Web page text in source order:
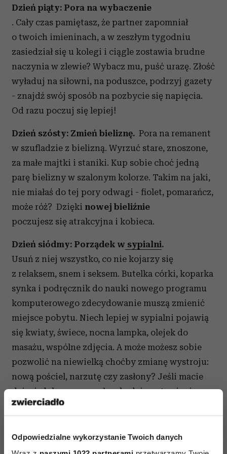
Odpowiedzialne wykorzystanie Twoich danych
Dzień piąty: Pora na wybaczenie
. Cały czas pamiętasz, że partner zapomniał
o twoich imieninach, a w zeszłym tygodniu
zasiedział się u kolegi i ciągle zostawia brudne
naczynia w zlewie? Wybacz mu, puść urazę. Złość
wyładuj na siłowni, na poduszce, podrzyj gazety
- znajdź swój sposób na pozbycie się napięcia.
Od razu poczuj się lepiej!
Dzień szósty: Zmień bieliznę. Pora na remanent
w szufladzie z bielizną. Wyrzuć stare, znoszone,
za małe majtki i staniki. Kup sobie choć jedną
parę bielizny w szalonym kolorze. Takim na jaki,
nie miałaś do tej pory odwagi - fiolet, pomarańcz,
może róż? Dzięki nowej bieliźnie
poczujesz się atrakcyjna i kobieca.
Dzień siódmy: Porządek w sypialni.
Usuń z niej wszystko, co nie kojarzy się
z relaksem, snem i seksem. Butelka córki, koparka
synka i podręcznik do nauki nowego programu
komputerowego zdecydowanie muszą zmienić
miejsce pobytu. Niech lepiej w sypialni pojawią
się kwiaty, świece, nocna lampka, olejek do
masażu, wspólne zdjęcia. A może możesz sobie
pozwolić na niewielką choćby zmianę wystroju:
nową pościel, narzutę czy zasłony? Jeśli macie
dzieci, dobrym pomysłem będzie wstawienie
zamku do drzwi, tak byście mogli odseparować
Dzień ósmy: Popracuj nad
komunikacją